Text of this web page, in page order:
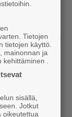
uusi
ja
jo ennestään
myös kahvila.
uskalsin
Mariia
Tietojen
tietojen käyttö.
mainonnan ja
.
sisällä,
Jotkut
oikeutettua